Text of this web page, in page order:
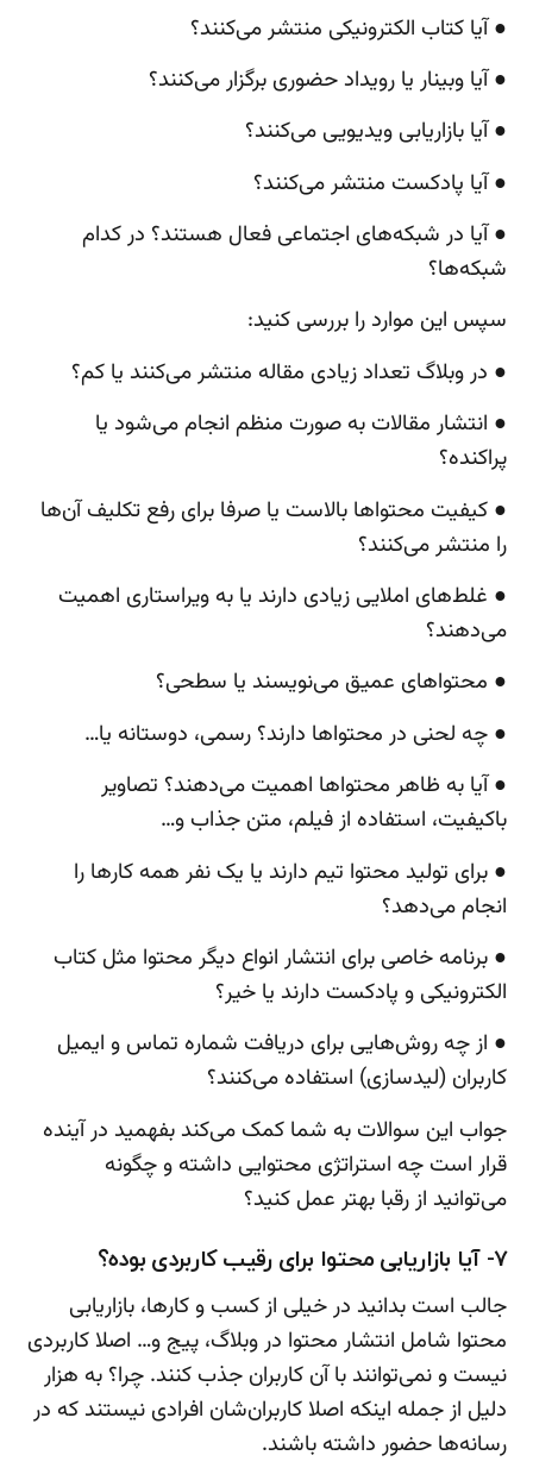
● آیا کتاب الکترونیکی منتشر می‌کنند؟
● آیا وبینار یا رویداد حضوری برگزار می‌کنند؟
● آیا بازاریابی ویدیویی می‌کنند؟
● آیا پادکست منتشر می‌کنند؟
● آیا در شبکه‌های اجتماعی فعال هستند؟ در کدام
شبکه‌ها؟
سپس این موارد را بررسی کنید:
● در وبلاگ تعداد زیادی مقاله منتشر می‌کنند یا کم؟
● انتشار مقالات به صورت منظم انجام می‌شود یا
پراکنده؟
● کیفیت محتواها بالاست یا صرفا برای رفع تکلیف آن‌ها
را منتشر می‌کنند؟
● غلط‌های املایی زیادی دارند یا به ویراستاری اهمیت
می‌دهند؟
● محتواهای عمیق می‌نویسند یا سطحی؟
● چه لحنی در محتواها دارند؟ رسمی، دوستانه یا…
● آیا به ظاهر محتواها اهمیت می‌دهند؟ تصاویر
باکیفیت، استفاده از فیلم، متن جذاب و…
● برای تولید محتوا تیم دارند یا یک نفر همه کارها را
انجام می‌دهد؟
● برنامه خاصی برای انتشار انواع دیگر محتوا مثل کتاب
الکترونیکی و پادکست دارند یا خیر؟
● از چه روش‌هایی برای دریافت شماره تماس و ایمیل
کاربران (لیدسازی) استفاده می‌کنند؟
جواب این سوالات به شما کمک می‌کند بفهمید در آینده
قرار است چه استراتژی محتوایی داشته و چگونه
می‌توانید از رقبا بهتر عمل کنید؟
7- آیا بازاریابی محتوا برای رقیب کاربردی بوده؟
جالب است بدانید در خیلی از کسب و کارها، بازاریابی
محتوا شامل انتشار محتوا در وبلاگ، پیج و… اصلا کاربردی
نیست و نمی‌توانند با آن کاربران جذب کنند. چرا؟ به هزار
دلیل از جمله اینکه اصلا کاربران‌شان افرادی نیستند که در
رسانه‌ها حضور داشته باشند.